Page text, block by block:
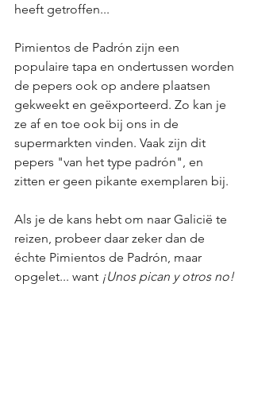
heeft getroffen...
Pimientos de Padrón zijn een
populaire tapa en ondertussen worden
de pepers ook op andere plaatsen
gekweekt en geëxporteerd. Zo kan je
ze af en toe ook bij ons in de
supermarkten vinden. Vaak zijn dit
pepers "van het type padrón", en
zitten er geen pikante exemplaren bij.
Als je de kans hebt om naar Galicië te
reizen, probeer daar zeker dan de
échte Pimientos de Padrón, maar
opgelet... want ¡Unos pican y otros no!